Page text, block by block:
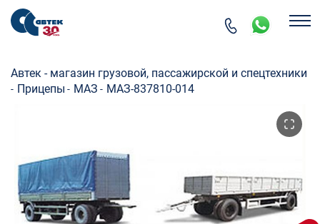
Автек - магазин грузовой, пассажирской и спецтехники
- Прицепы - МАЗ - МАЗ-837810-014